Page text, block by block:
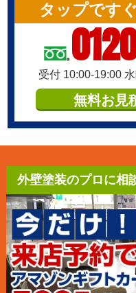
タップです
受付 10:00-19:00
無料お見
外壁塗装のプロに相